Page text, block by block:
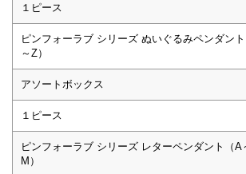
１ピース
ピンフォーラブ シリーズ ぬいぐるみペンダン
～Z）
アソートボックス
１ピース
ピンフォーラブ シリーズ レターペンダント（A
M）